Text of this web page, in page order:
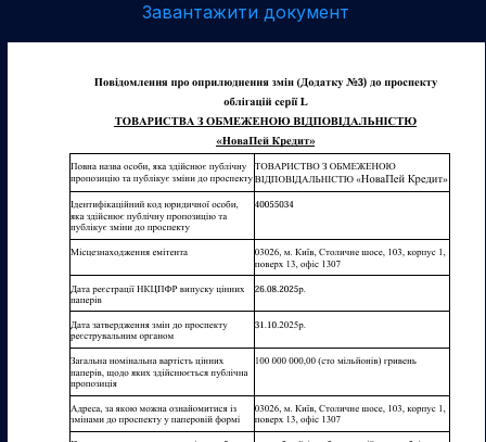
Завантажити документ